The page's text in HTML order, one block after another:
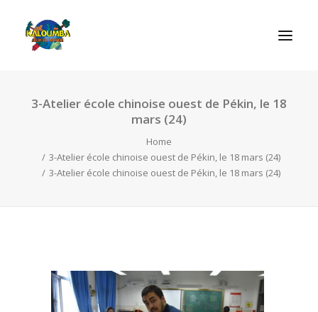
ΑΡΧΙΚΗ
ΠΑΙΧΝΙΔΙΑ
3-Atelier école chinoise ouest de Pékin, le 18
mars (24)
Home
3-Atelier école chinoise ouest de Pékin, le 18 mars (24)
3-Atelier école chinoise ouest de Pékin, le 18 mars (24)